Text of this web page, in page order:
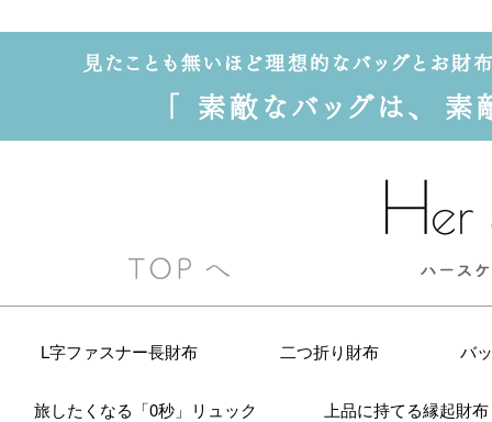
L字ファスナー長財布 二つ折り財布 バ
旅したくなる「0秒」リュック 上品に持てる縁起財布